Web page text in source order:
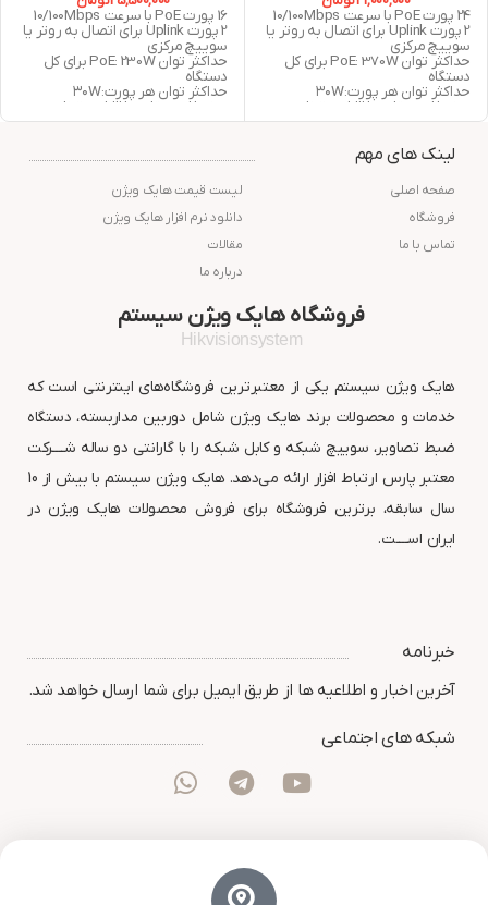
24 پورت PoE با سرعت 10/100Mbps
2 پورت Uplink برای اتصال به روتر یا
سوییچ مرکزی
حداکثر توان PoE: 370W برای کل
دستگاه
حداکثر توان هر پورت: ۳۰W
بدنه فلزی مقاوم با قابلیت تخلیه
حرارت عالی
16 پورت PoE با سرعت 10/100Mbps
2 پورت Uplink برای اتصال به روتر یا
سوییچ مرکزی
حداکثر توان PoE: 230W برای کل
دستگاه
حداکثر توان هر پورت: ۳۰W
بدنه فلزی مقاوم با قابلیت تخلیه
حرارت عالی
لینک های مهم
صفحه اصلی
فروشگاه
تماس با ما
لیست قیمت هایک ویژن
دانلود نرم افزار هایک ویژن
مقالات
درباره ما
فروشگاه هایک ویژن سیستم
Hikvisionsystem
هایک ویژن سیستم یکی از معتبرترین فروشگاه‌های اینترنتی است که
خدمات و محصولات برند هایک ویژن شامل دوربین مداربسته، دستگاه
ضبط تصاویر، سوییچ شبکه و کابل شبکه را با گارانتی دو ساله شــــرکت
معتبر پارس ارتباط افزار ارائه می‌دهد. هایک ویژن سیستم با بیش از 10
سال سابقه، برترین فروشگاه برای فروش محصولات هایک ویژن در
ایران اســــت.
خبرنامه
آخرین اخبار و اطلاعیه ها از طریق ایمیل برای شما ارسال خواهد شد.
شبکه های اجتماعی